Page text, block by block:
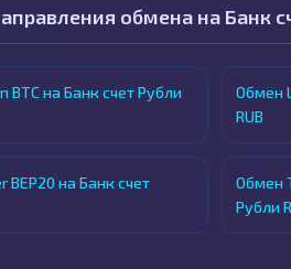
обмена на Банк
BTC на Банк счет Рубли
Обмен
RUB
BEP20 на Банк счет
Обмен
Рубли